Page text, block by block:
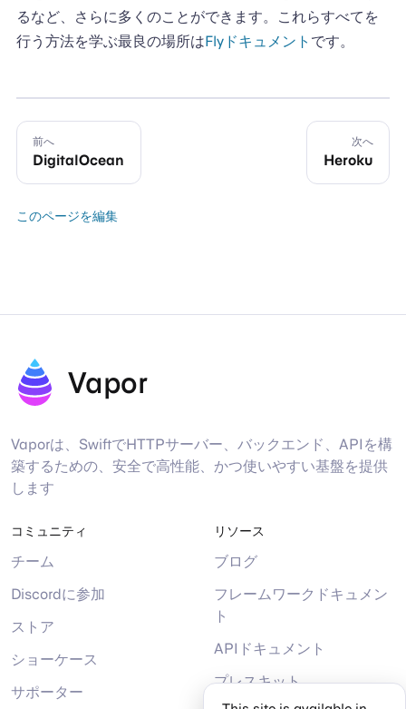
るなど、さらに多くのことができます。これらすべてを
行う方法を学ぶ最良の場所はFlyドキュメント です。
前へ
DigitalOcean
次へ
Heroku
このページを編集
Vapor
Vaporは、SwiftでHTTPサーバー、バックエンド、APIを構
築するための、安全で高性能、かつ使いやすい基盤を提供
します
コミュニティ
チーム
Discordに参加
ストア
ショーケース
サポーター
リソース
ブログ
フレームワークドキュメン
ト
APIドキュメント
プレスキット